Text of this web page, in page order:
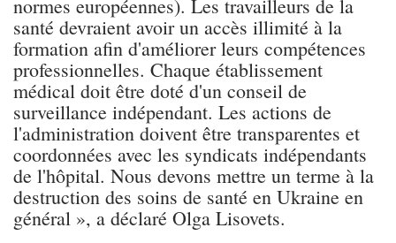
normes européennes). Les travailleurs de la
santé devraient avoir un accès illimité à la
formation afin d'améliorer leurs compétences
professionnelles. Chaque établissement
médical doit être doté d'un conseil de
surveillance indépendant. Les actions de
l'administration doivent être transparentes et
coordonnées avec les syndicats indépendants
de l'hôpital. Nous devons mettre un terme à la
destruction des soins de santé en Ukraine en
général », a déclaré Olga Lisovets.